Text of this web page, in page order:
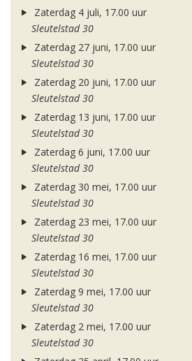
Zaterdag 4 juli, 17.00 uur
Sleutelstad 30
Zaterdag 27 juni, 17.00 uur
Sleutelstad 30
Zaterdag 20 juni, 17.00 uur
Sleutelstad 30
Zaterdag 13 juni, 17.00 uur
Sleutelstad 30
Zaterdag 6 juni, 17.00 uur
Sleutelstad 30
Zaterdag 30 mei, 17.00 uur
Sleutelstad 30
Zaterdag 23 mei, 17.00 uur
Sleutelstad 30
Zaterdag 16 mei, 17.00 uur
Sleutelstad 30
Zaterdag 9 mei, 17.00 uur
Sleutelstad 30
Zaterdag 2 mei, 17.00 uur
Sleutelstad 30